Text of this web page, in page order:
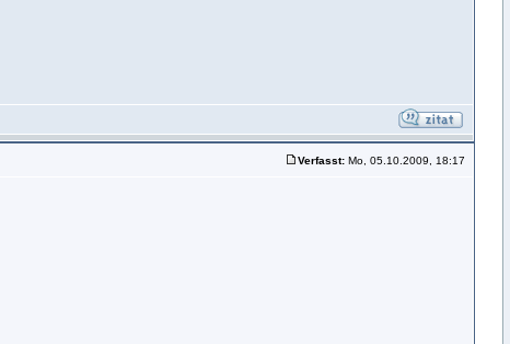
Verfasst: Mo, 05.10.2009, 18:17